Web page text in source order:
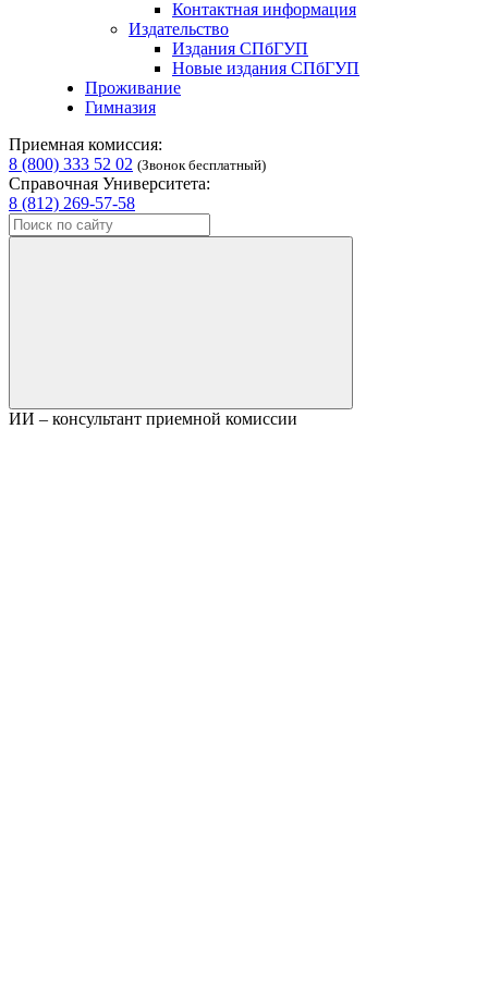
Контактная информация
Издательство
Издания СПбГУП
Новые издания СПбГУП
Проживание
Гимназия
Приемная комиссия:
8 (800) 333 52 02 (Звонок бесплатный)
Справочная Университета:
8 (812) 269-57-58
ИИ – консультант приемной комиссии